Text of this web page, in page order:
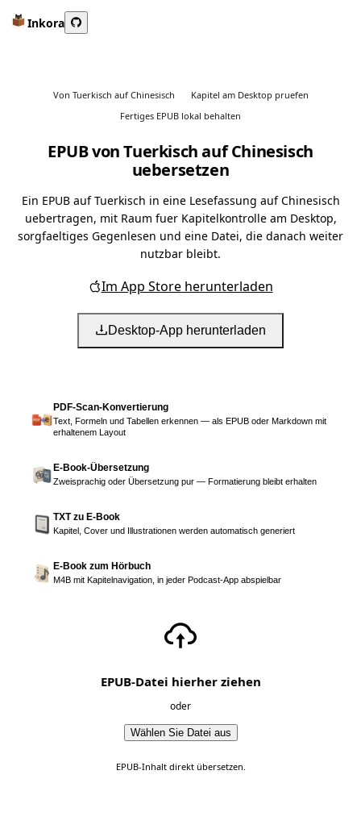
Inkora
Von Tuerkisch auf Chinesisch
Kapitel am Desktop pruefen
Fertiges EPUB lokal behalten
EPUB von Tuerkisch auf Chinesisch
uebersetzen
Ein EPUB auf Tuerkisch in eine Lesefassung auf Chinesisch
uebertragen, mit Raum fuer Kapitelkontrolle am Desktop,
sorgfaeltiges Gegenlesen und eine Datei, die danach weiter
nutzbar bleibt.
Im App Store herunterladen
Desktop-App herunterladen
PDF-Scan-Konvertierung
Text, Formeln und Tabellen erkennen — als EPUB oder Markdown mit
erhaltenem Layout
E-Book-Übersetzung
Zweisprachig oder Übersetzung pur — Formatierung bleibt erhalten
TXT zu E-Book
Kapitel, Cover und Illustrationen werden automatisch generiert
E-Book zum Hörbuch
M4B mit Kapitelnavigation, in jeder Podcast-App abspielbar
EPUB-Datei hierher ziehen
oder
Wählen Sie Datei aus
EPUB-Inhalt direkt übersetzen.